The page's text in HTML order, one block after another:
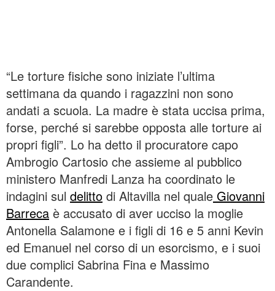
“Le torture fisiche sono iniziate l’ultima
settimana da quando i ragazzini non sono
andati a scuola. La madre è stata uccisa prima,
forse, perché si sarebbe opposta alle torture ai
propri figli”. Lo ha detto il procuratore capo
Ambrogio Cartosio che assieme al pubblico
ministero Manfredi Lanza ha coordinato le
indagini sul delitto di Altavilla nel quale Giovanni
Barreca è accusato di aver ucciso la moglie
Antonella Salamone e i figli di 16 e 5 anni Kevin
ed Emanuel nel corso di un esorcismo, e i suoi
due complici Sabrina Fina e Massimo
Carandente.